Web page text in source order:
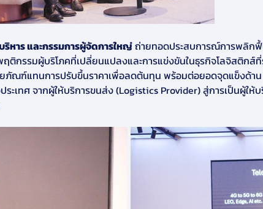
หาร และกรรมการผู้จัดการใหญ่ ถ่ายทอดประสบการณ์การพลิกฟื้
ติกรรมผู้บริโภคที่เปลี่ยนแปลงและการแข่งขันในธุรกิจโลจิสติกส์ที่
ภัณฑ์แทนการปรับขึ้นราคาเพื่อลดต้นทุน พร้อมต่อยอดจุดแข็งด้าน
ะเทศ จากผู้ให้บริการขนส่ง (Logistics Provider) สู่การเป็นผู้ใ